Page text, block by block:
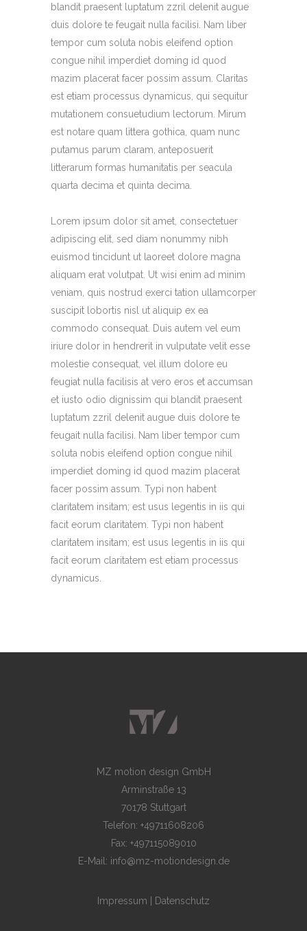
blandit praesent luptatum zzril delenit augue
duis dolore te feugait nulla facilisi. Nam liber
tempor cum soluta nobis eleifend option
congue nihil imperdiet doming id quod
mazim placerat facer possim assum. Claritas
est etiam processus dynamicus, qui sequitur
mutationem consuetudium lectorum. Mirum
est notare quam littera gothica, quam nunc
putamus parum claram, anteposuerit
litterarum formas humanitatis per seacula
quarta decima et quinta decima.
Lorem ipsum dolor sit amet, consectetuer
adipiscing elit, sed diam nonummy nibh
euismod tincidunt ut laoreet dolore magna
aliquam erat volutpat. Ut wisi enim ad minim
veniam, quis nostrud exerci tation ullamcorper
suscipit lobortis nisl ut aliquip ex ea
commodo consequat. Duis autem vel eum
iriure dolor in hendrerit in vulputate velit esse
molestie consequat, vel illum dolore eu
feugiat nulla facilisis at vero eros et accumsan
et iusto odio dignissim qui blandit praesent
luptatum zzril delenit augue duis dolore te
feugait nulla facilisi. Nam liber tempor cum
soluta nobis eleifend option congue nihil
imperdiet doming id quod mazim placerat
facer possim assum. Typi non habent
claritatem insitam; est usus legentis in iis qui
facit eorum claritatem. Typi non habent
claritatem insitam; est usus legentis in iis qui
facit eorum claritatem est etiam processus
dynamicus.
MZ motion design GmbH
Arminstraße 13
70178 Stuttgart
Telefon: +49711608206
Fax: +497115089010
E-Mail: info@mz-motiondesign.de
Impressum Datenschutz